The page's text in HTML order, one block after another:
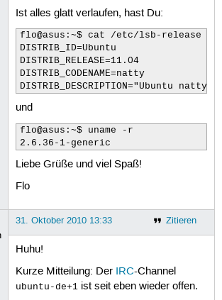
Ist alles glatt verlaufen, hast Du:
flo@asus:~$ cat /etc/lsb-release
DISTRIB_ID=Ubuntu
DISTRIB_RELEASE=11.04
DISTRIB_CODENAME=natty
DISTRIB_DESCRIPTION="Ubuntu natty
und
flo@asus:~$ uname -r
2.6.36-1-generic
Liebe Grüße und viel Spaß!
Flo
Zitieren
31. Oktober 2010 13:33
Huhu!
Kurze Mitteilung: Der IRC-Channel
ubuntu-de+1ist seit eben wieder offen.